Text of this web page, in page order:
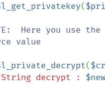
(
value
(
decrypt :